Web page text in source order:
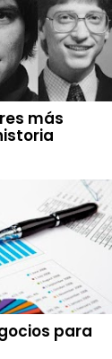
más
para